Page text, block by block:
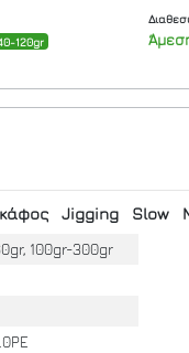
120gr
Jigging Slow
100gr-300gr